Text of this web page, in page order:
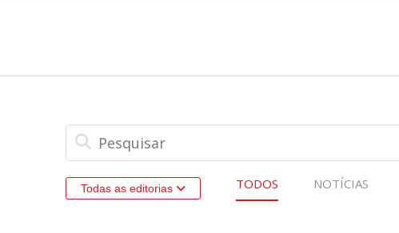
Todas as editorias TODOS NOTÍCIAS